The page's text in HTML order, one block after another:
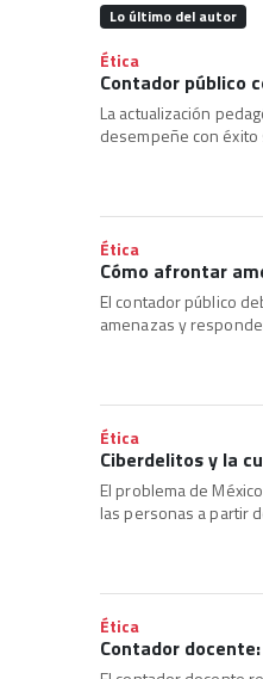
Lo último del autor
Ética
Contador público
La actualización
desempeñe con éxito
Ética
Cómo afrontar
El contador público
amenazas y
Ética
Ciberdelitos y la
El problema de
las personas a partir
Ética
Contador